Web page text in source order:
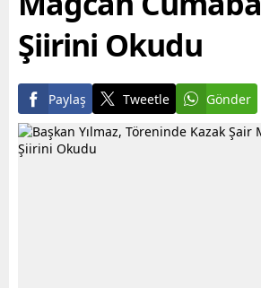
Şiirini Okudu
Paylaş Tweetle Gönder